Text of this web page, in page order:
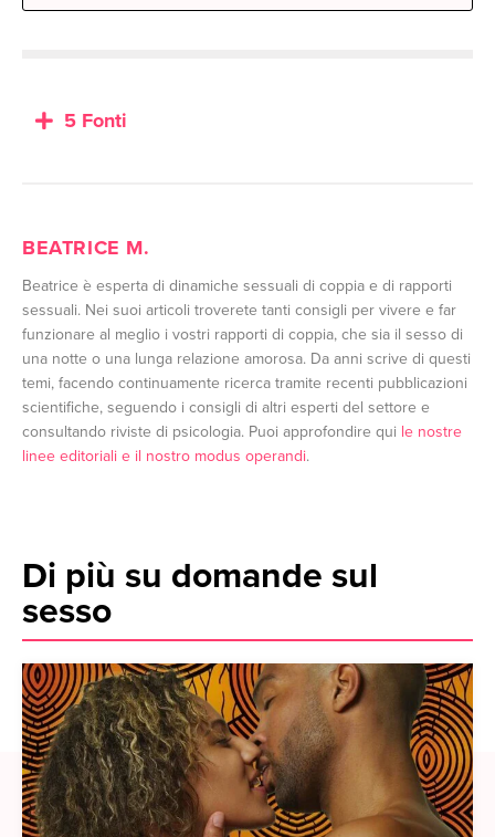
5 Fonti
BEATRICE M.
Beatrice è esperta di dinamiche sessuali di coppia e di rapporti
sessuali. Nei suoi articoli troverete tanti consigli per vivere e far
funzionare al meglio i vostri rapporti di coppia, che sia il sesso di
una notte o una lunga relazione amorosa. Da anni scrive di questi
temi, facendo continuamente ricerca tramite recenti pubblicazioni
scientifiche, seguendo i consigli di altri esperti del settore e
consultando riviste di psicologia. Puoi approfondire qui le nostre
linee editoriali e il nostro modus operandi.
Di più su domande sul
sesso